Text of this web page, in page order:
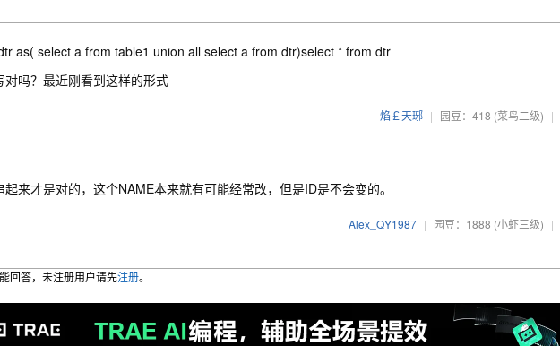
as( select a from table1 union all select a from dtr)select * from dtr
对吗？最近刚看到这样的形式
焰￡天琊 | 园豆：418 (菜鸟二级) |
起来才是对的，这个NAME本来就有可能经常改，但是ID是不会变的。
Alex_QY1987 | 园豆：1888 (小虾三级) |
回答，未注册用户请先注册。